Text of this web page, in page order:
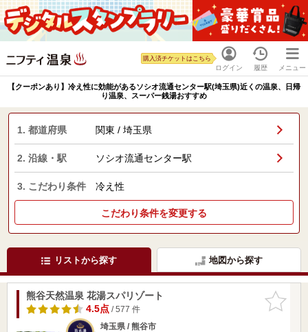
ログイン
購入済チケットはこちら
履歴 メニュー
【クーポンあり】冷え性に効能があるソシオ流通センター駅(埼玉県)近くの温泉、日帰
り温泉、スーパー銭湯おすすめ
1. 都道府県 関東 / 埼玉県
2. 沿線・駅 ソシオ流通センター駅
3. こだわり条件 冷え性
こだわり条件を変更する
リストから探す 地図から探す
お気に入
りに追加
熊谷天然温泉 花湯スパリゾート
4.5点/ 577 件
埼玉県 / 熊谷市